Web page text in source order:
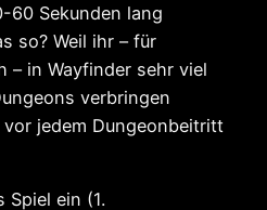
60 Sekunden lang
so? Weil ihr – für
– in Wayfinder sehr viel
verbringen
jedem Dungeonbeitritt
Spiel ein (1.